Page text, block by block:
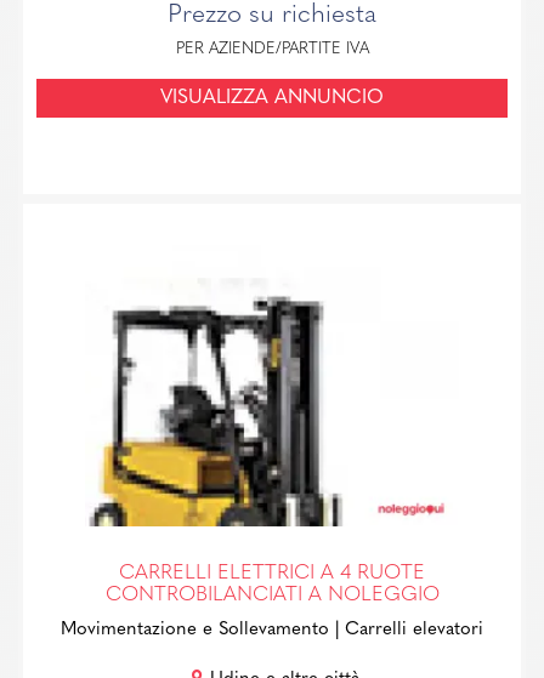
Prezzo su richiesta
PER AZIENDE/PARTITE IVA
VISUALIZZA ANNUNCIO
CARRELLI ELETTRICI A 4 RUOTE
CONTROBILANCIATI A NOLEGGIO
Movimentazione e Sollevamento | Carrelli elevatori